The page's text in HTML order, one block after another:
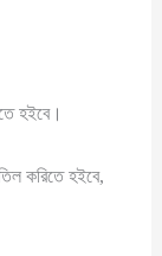
হইবে।
করিতে হইবে,